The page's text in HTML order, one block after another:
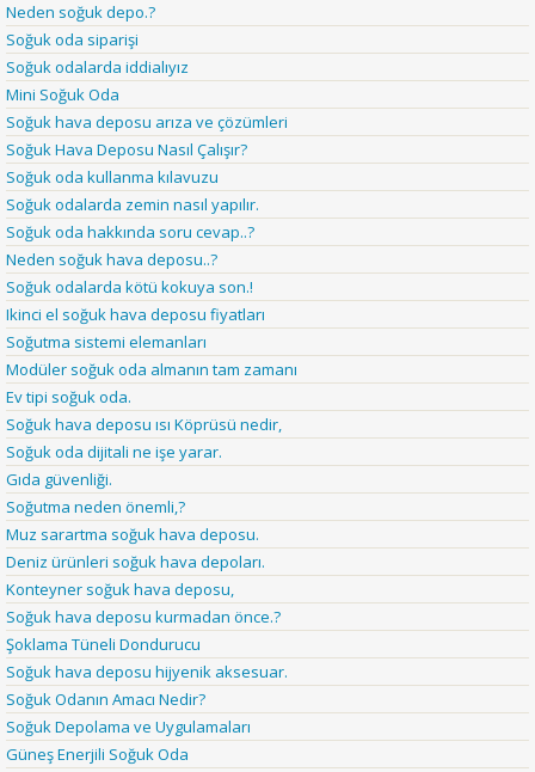
Neden soğuk depo.?
Soğuk oda siparişi
Soğuk odalarda iddialıyız
Mini Soğuk Oda
Soğuk hava deposu arıza ve çözümleri
Soğuk Hava Deposu Nasıl Çalışır?
Soğuk oda kullanma kılavuzu
Soğuk odalarda zemin nasıl yapılır.
Soğuk oda hakkında soru cevap..?
Neden soğuk hava deposu..?
Soğuk odalarda kötü kokuya son.!
Ikinci el soğuk hava deposu fiyatları
Soğutma sistemi elemanları
Modüler soğuk oda almanın tam zamanı
Ev tipi soğuk oda.
Soğuk hava deposu ısı Köprüsü nedir,
Soğuk oda dijitali ne işe yarar.
Gıda güvenliği.
Soğutma neden önemli,?
Muz sarartma soğuk hava deposu.
Deniz ürünleri soğuk hava depoları.
Konteyner soğuk hava deposu,
Soğuk hava deposu kurmadan önce.?
Şoklama Tüneli Dondurucu
Soğuk hava deposu hijyenik aksesuar.
Soğuk Odanın Amacı Nedir?
Soğuk Depolama ve Uygulamaları
Güneş Enerjili Soğuk Oda